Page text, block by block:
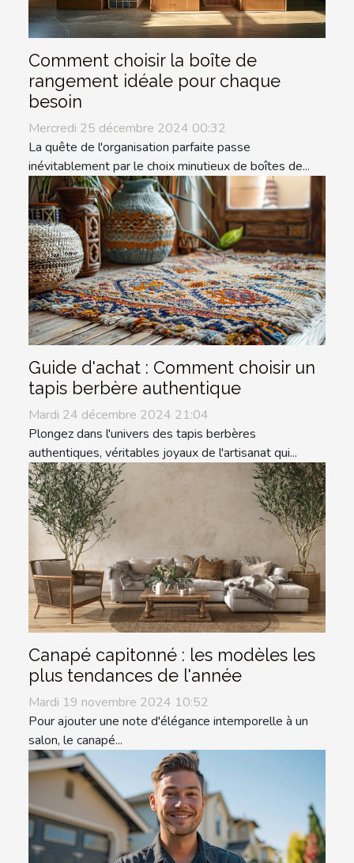
Comment choisir la boîte de
rangement idéale pour chaque
besoin
Mercredi 25 décembre 2024 00:32
La quête de l'organisation parfaite passe
inévitablement par le choix minutieux de boîtes de...
Guide d'achat : Comment choisir un
tapis berbère authentique
Mardi 24 décembre 2024 21:04
Plongez dans l'univers des tapis berbères
authentiques, véritables joyaux de l'artisanat qui...
Canapé capitonné : les modèles les
plus tendances de l'année
Mardi 19 novembre 2024 10:52
Pour ajouter une note d'élégance intemporelle à un
salon, le canapé...